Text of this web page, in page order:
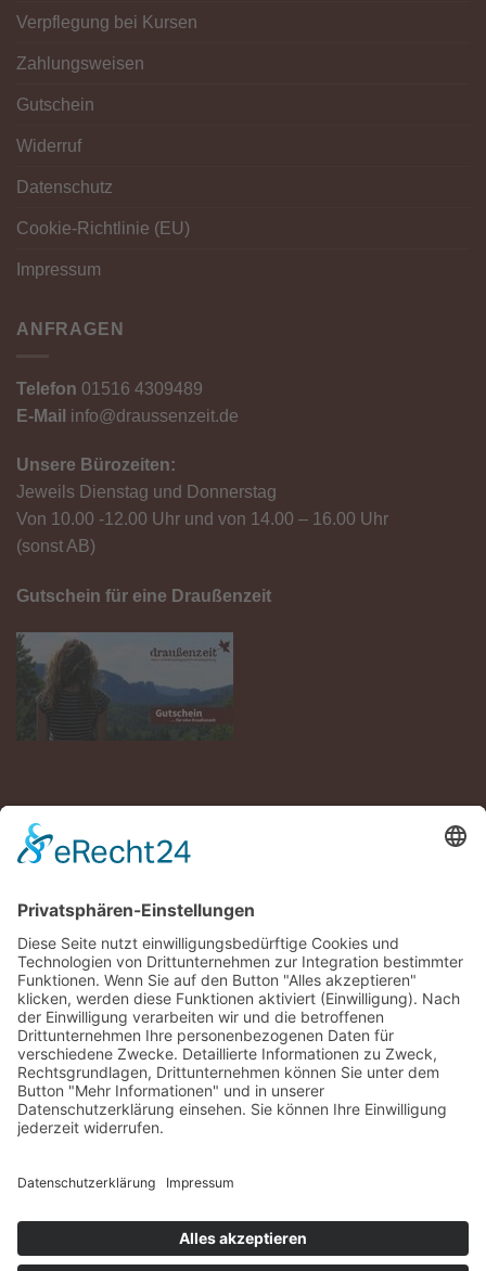
Verpflegung bei Kursen
Zahlungsweisen
Gutschein
Widerruf
Datenschutz
Cookie-Richtlinie (EU)
Impressum
ANFRAGEN
Telefon 01516 4309489
E-Mail info@draussenzeit.de
Unsere Bürozeiten:
Jeweils Dienstag und Donnerstag
Von 10.00 -12.00 Uhr und von 14.00 – 16.00 Uhr
(sonst AB)
Gutschein für eine Draußenzeit
DRAUSSENZEIT BRAUCHT DICH!